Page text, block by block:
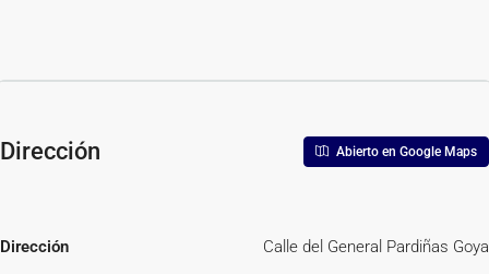
El inmueble cuenta con dos dormitorios y dos baños completos,
ambos completamente nuevos y diseñados con materiales de
descanso.
Dirección Abierto en Google Maps
Dirección Calle del General Pardiñas Goya